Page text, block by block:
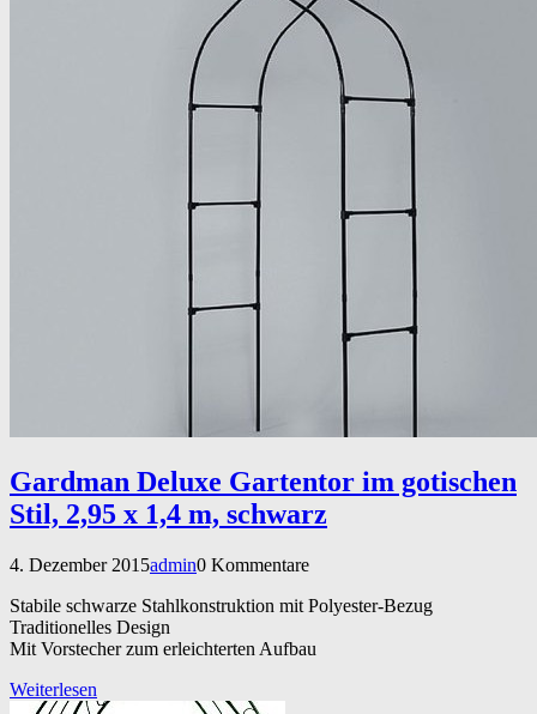
Gardman Deluxe Gartentor im gotischen
Stil, 2,95 x 1,4 m, schwarz
4. Dezember 2015admin0 Kommentare
Stabile schwarze Stahlkonstruktion mit Polyester-Bezug
Traditionelles Design
Mit Vorstecher zum erleichterten Aufbau
Weiterlesen